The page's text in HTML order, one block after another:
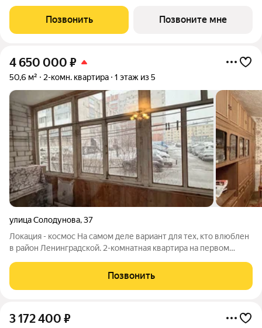
Планировка и метраж: Общая площадь: 93,1 м Жилая площадь:
Позвонить Позвоните мне
4 650 000 ₽
50,6 м² 2-комн. квартира 1 этаж из 5
улица Солодунова,37
Локация - космос На самом деле вариант для тех, кто влюблен
в район Ленинградской. 2-комнатная квартира на первом
прихожая, темная комната. Лоджия застеклена. Дом стоит во
дворе, окна на разные
Позвонить
3 172 400 ₽